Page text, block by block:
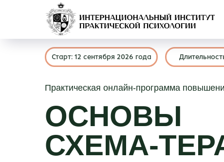
ОСНОВЫ
СХЕМА-
Практическая онлайн-программа
Старт: 12 сентября 2026 года